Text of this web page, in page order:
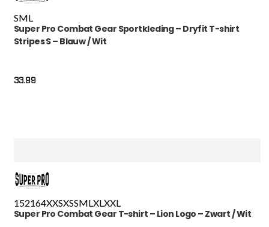
SML
Super Pro Combat Gear Sportkleding – Dryfit T-shirt
Stripes S – Blauw / Wit
33.99
152164XXSXSSML XL XXL
Super Pro Combat Gear T-shirt – Lion Logo – Zwart / Wit